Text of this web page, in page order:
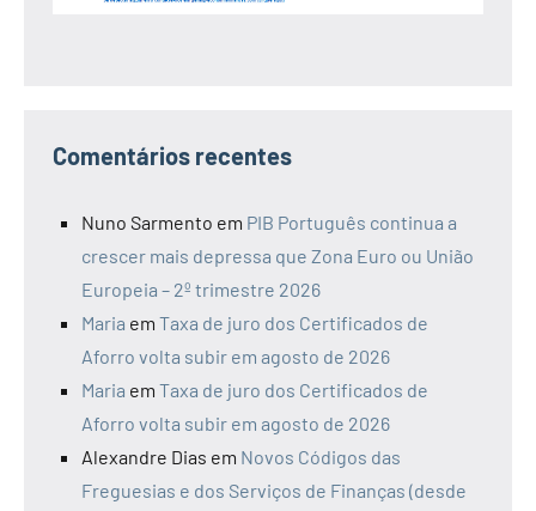
Comentários recentes
Nuno Sarmento em PIB Português continua a
crescer mais depressa que Zona Euro ou União
Europeia – 2º trimestre 2026
Maria em Taxa de juro dos Certificados de
Aforro volta subir em agosto de 2026
Maria em Taxa de juro dos Certificados de
Aforro volta subir em agosto de 2026
Alexandre Dias em Novos Códigos das
Freguesias e dos Serviços de Finanças (desde